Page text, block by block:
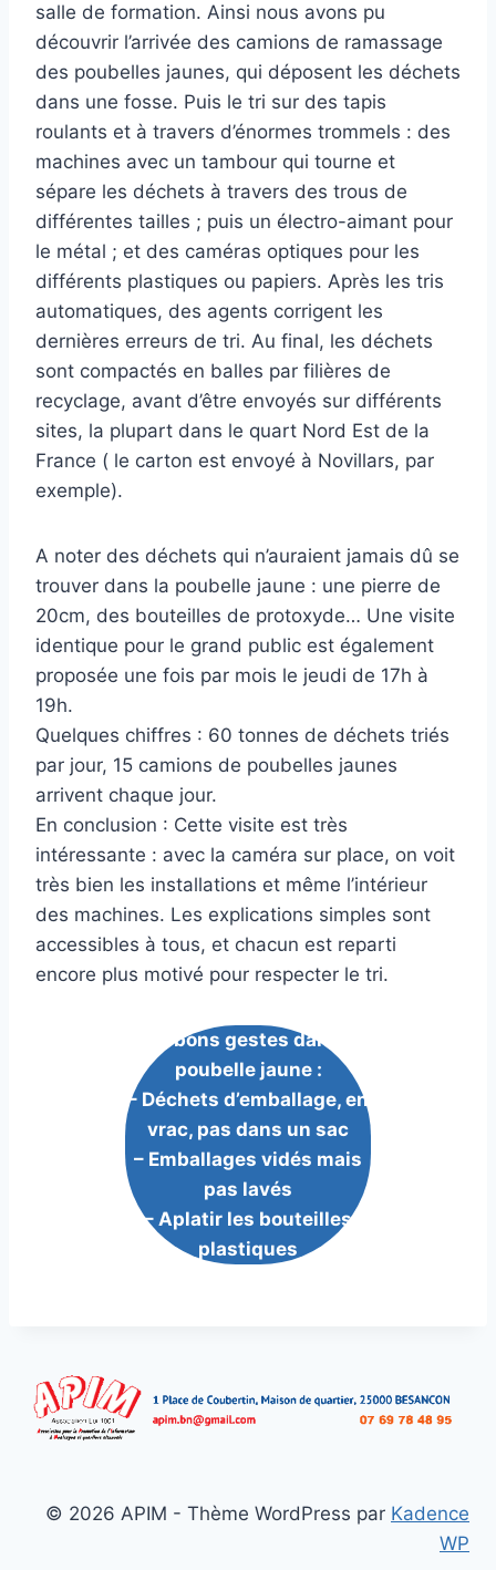
salle de formation. Ainsi nous avons pu
découvrir l’arrivée des camions de ramassage
des poubelles jaunes, qui déposent les déchets
dans une fosse. Puis le tri sur des tapis
roulants et à travers d’énormes trommels : des
machines avec un tambour qui tourne et
sépare les déchets à travers des trous de
différentes tailles ; puis un électro-aimant pour
le métal ; et des caméras optiques pour les
différents plastiques ou papiers. Après les tris
automatiques, des agents corrigent les
dernières erreurs de tri. Au final, les déchets
sont compactés en balles par filières de
recyclage, avant d’être envoyés sur différents
sites, la plupart dans le quart Nord Est de la
France ( le carton est envoyé à Novillars, par
exemple).
A noter des déchets qui n’auraient jamais dû se
trouver dans la poubelle jaune : une pierre de
20cm, des bouteilles de protoxyde… Une visite
identique pour le grand public est également
proposée une fois par mois le jeudi de 17h à
19h.
Quelques chiffres : 60 tonnes de déchets triés
par jour, 15 camions de poubelles jaunes
arrivent chaque jour.
En conclusion : Cette visite est très
intéressante : avec la caméra sur place, on voit
très bien les installations et même l’intérieur
des machines. Les explications simples sont
accessibles à tous, et chacun est reparti
encore plus motivé pour respecter le tri.
Les bons gestes dans la
poubelle jaune :
– Déchets d’emballage, en
vrac, pas dans un sac
– Emballages vidés mais
pas lavés
– Aplatir les bouteilles
plastiques
© 2026 APIM - Thème WordPress par Kadence
WP